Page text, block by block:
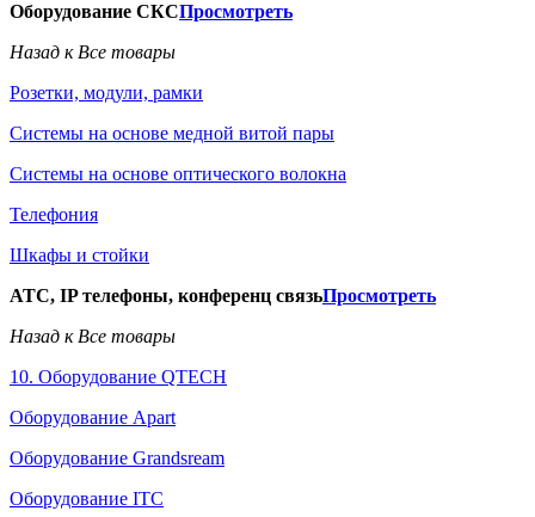
Оборудование СКСПросмотреть
Назад к Все товары
Розетки, модули, рамки
Системы на основе медной витой пары
Системы на основе оптического волокна
Телефония
Шкафы и стойки
АТС, IP телефоны, конференц связьПросмотреть
Назад к Все товары
10. Оборудование QTECH
Оборудование Apart
Оборудование Grandsream
Оборудование ITC